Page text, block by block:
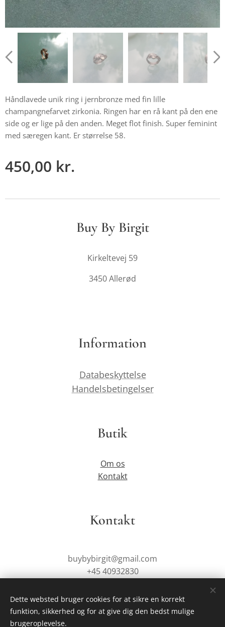
Håndlavede unik ring i jernbronze med fin lille
champangnefarvet zirkonia. Ringen har en rå kant på den ene
side og er lige på den anden. Meget flot finish. Super feminint
med særegen kant. Er størrelse 58.
450,00 kr.
Buy By Birgit
Kirkeltevej 59
3450 Allerød
Information
Databeskyttelse
Handelsbetingelser
Butik
Om os
Kontakt
Kontakt
buybybirgit@gmail.com
+45 40932830
Drevet af Webnode Cookies
Dette websted bruger cookies for at sikre en korrekt
funktion, sikkerhed og for at give dig den bedst mulige
brugeroplevelse.